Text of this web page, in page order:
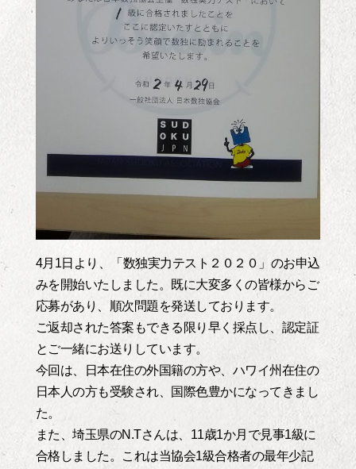
4月1日より、「数独実力テスト２０２０」のお申込
みを開始いたしました。既に大変多くの皆様からご
応募があり、順次問題を発送しております。
ご返却された答案もできる限り早く採点し、認定証
とご一緒にお送りしています。
今回は、日本在住の外国籍の方や、ハワイ州在住の
日本人の方も受験され、国際色豊かになってきまし
た。
また、埼玉県のN.Tさんは、11歳1か月で見事1級に
合格しました。これは当協会1級合格者の最年少記